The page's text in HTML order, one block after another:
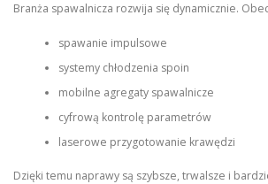
Branża spawalnicza rozwija się dynamicznie.
spawanie impulsowe
systemy chłodzenia spoin
mobilne agregaty spawalnicze
cyfrową kontrolę parametrów
laserowe przygotowanie krawędzi
Dzięki temu naprawy są szybsze, trwalsze i